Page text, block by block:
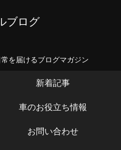
ブログ
を届けるブログマガジン
新着記事
車のお役立ち情報
お問い合わせ